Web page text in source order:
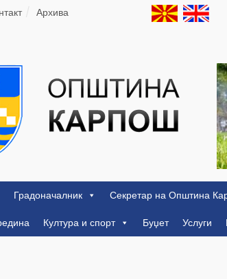
Архива
Градоначалник Секретар на Општина
Култура и спорт Буџет Услуги